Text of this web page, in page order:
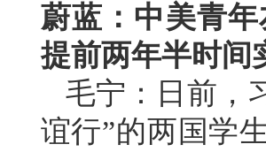
蔚蓝：中美青
提前两年半时间
毛宁：日前，
谊行”的两国学